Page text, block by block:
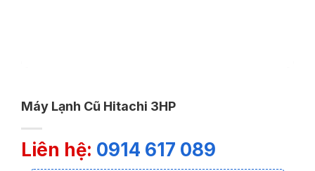
Máy Lạnh Cũ Hitachi 3HP
Liên hệ: 0914 617 089